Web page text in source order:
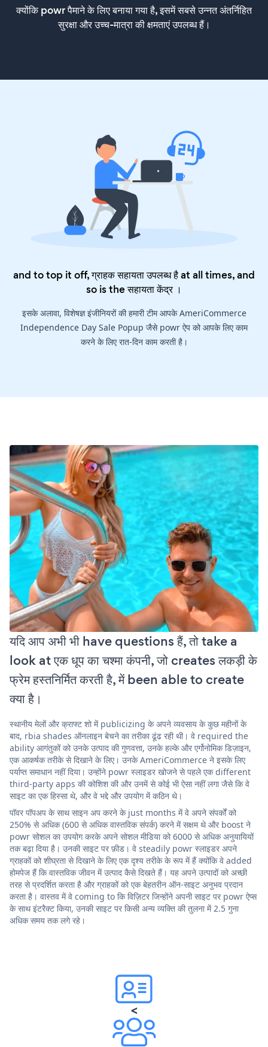
क्योंकि powr पैमाने के लिए बनाया गया है, इसमें सबसे उन्नत अंतर्निहित
सुरक्षा और उच्च-मात्रा की क्षमताएं उपलब्ध हैं।
and to top it off, ग्राहक सहायता उपलब्ध है at all times, and
so is theसहायता केंद्र।
इसके अलावा, विशेषज्ञ इंजीनियरों की हमारी टीम आपके AmeriCommerce
Independence Day Sale Popup जैसे powr ऐप को आपके लिए काम
करने के लिए रात-दिन काम करती है।
यदि आप अभी भी have questions हैं, तो take a
look at एक धूप का चश्मा कंपनी, जो creates लकड़ी के
फ्रेम हस्तनिर्मित करती है, में been able to create
क्या है।
स्थानीय मेलों और क्राफ्ट शो में publicizing के अपने व्यवसाय के कुछ महीनों के
बाद, rbia shades ऑनलाइन बेचने का तरीका ढूंढ रही थी। वे required the
ability आगंतुकों को उनके उत्पाद की गुणवत्ता, उनके हल्के और एर्गोनोमिक डिज़ाइन,
एक आकर्षक तरीके से दिखाने के लिए। उनके AmeriCommerce ने इसके लिए
पर्याप्त समाधान नहीं दिया। उन्होंने powr स्लाइडर खोजने से पहले एक different
third-party apps की कोशिश की और उनमें से कोई भी ऐसा नहीं लगा जैसे कि वे
साइट का एक हिस्सा थे, और वे भद्दे और उपयोग में कठिन थे।
पॉवर पॉपअप के साथ साइन अप करने के just months में वे अपने संपर्कों को
250% से अधिक (600 से अधिक वास्तविक संपर्क) करने में सक्षम थे और boost ने
powr सोशल का उपयोग करके अपने सोशल मीडिया को 6000 से अधिक अनुयायियों
तक बढ़ा दिया है। उनकी साइट पर फ़ीड। वे steadily powr स्लाइडर अपने
ग्राहकों को शीघ्रता से दिखाने के लिए एक दृश्य तरीके के रूप में हैं क्योंकि वे added
होमपेज हैं कि वास्तविक जीवन में उत्पाद कैसे दिखते हैं। यह अपने उत्पादों को अच्छी
तरह से प्रदर्शित करता है और ग्राहकों को एक बेहतरीन ऑन-साइट अनुभव प्रदान
करता है। वास्तव में वे coming to कि विज़िटर जिन्होंने अपनी साइट पर powr ऐप्स
के साथ इंटरैक्ट किया, उनकी साइट पर किसी अन्य व्यक्ति की तुलना में 2.5 गुना
अधिक समय तक लगे रहे।
<